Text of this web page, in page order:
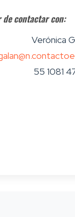
de contactar con:
Verónica
55 1081